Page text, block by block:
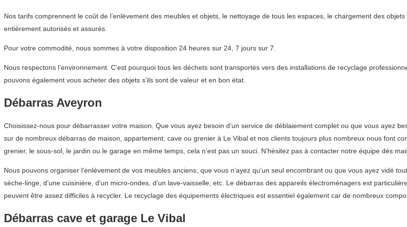
Nos tarifs comprennent le coût de l’enlèvement des meubles et objets, le nettoyage de tous les espaces, le chargement des
entièrement autorisés et assurés.
Pour votre commodité, nous sommes à votre disposition 24 heures sur 24, 7 jours sur 7.
Nous respectons l’environnement. C’est pourquoi tous les déchets sont transportés vers des installations de recyclage
pouvons également vous acheter des objets s’ils sont de valeur et en bon état.
Débarras Aveyron
Choisissez-nous pour débarrasser votre maison. Que vous ayez besoin d’un service de déblaiement complet ou que vous ayez
sur de nombreux débarras de maison, appartement, cave ou grenier à Le Vibal et nos clients toujours plus nombreux nous font
grenier, le sous-sol, le jardin ou le garage en même temps, cela n’est pas un souci. N’hésitez pas à contacter notre équipe dès
Nous pouvons organiser l’enlèvement de vos meubles anciens, que vous n’ayez qu’un seul encombrant ou que vous ayez vidé
sèche-linge, d’une cuisinière, d’un micro-ondes, d’un lave-vaisselle, etc. Le débarras des appareils électroménagers est
peuvent être assez difficiles à recycler. Le recyclage des équipements électriques est essentiel également car de nombreux
Débarras cave et garage Le Vibal